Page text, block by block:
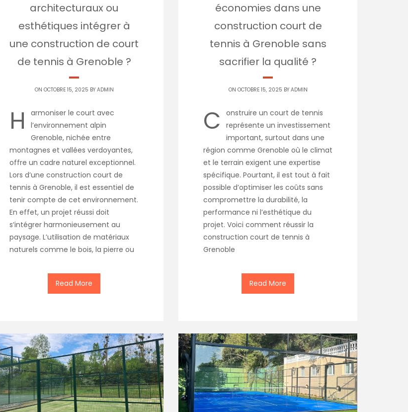
architecturaux ou
esthétiques intégrer à
une construction de court
de tennis à Grenoble ?
ON OCTOBRE 15, 2025 BY ADMIN
H
armoniser le court avec
l’environnement alpin
Grenoble, nichée entre
montagnes et vallées verdoyantes,
offre un cadre naturel exceptionnel.
Lors d’une construction court de
tennis à Grenoble, il est essentiel de
tenir compte de cet environnement.
En effet, un projet réussi doit
s’intégrer harmonieusement au
paysage. L’utilisation de matériaux
naturels comme le bois, la pierre ou
Read More
économies dans une
construction court de
tennis à Grenoble sans
sacrifier la qualité ?
ON OCTOBRE 15, 2025 BY ADMIN
C
onstruire un court de tennis
représente un investissement
important, surtout dans une
région comme Grenoble où le climat
et le terrain exigent une expertise
spécifique. Pourtant, il est tout à fait
possible d’optimiser les coûts sans
compromettre la durabilité, la
performance ni l’esthétique du
projet. Voici comment réussir la
construction court de tennis à
Grenoble
Read More